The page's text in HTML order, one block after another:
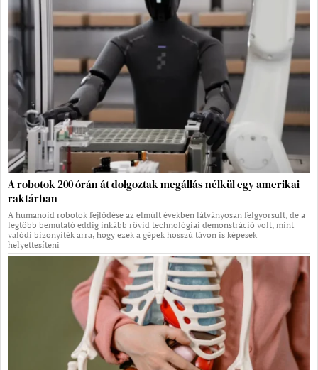
A robotok 200 órán át dolgoztak megállás nélkül egy amerikai
raktárban
A humanoid robotok fejlődése az elmúlt években látványosan felgyorsult, de a
legtöbb bemutató eddig inkább rövid technológiai demonstráció volt, mint
valódi bizonyíték arra, hogy ezek a gépek hosszú távon is képesek
helyettesíteni